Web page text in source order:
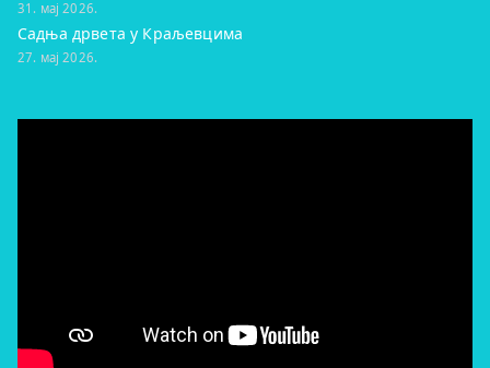
31. мај 2026.
Садња дрвета у Краљевцима
27. мај 2026.